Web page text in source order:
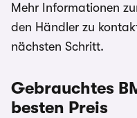
Mehr Informationen
den Händler zu
nächsten Schritt.
Gebrauchtes
besten Preis